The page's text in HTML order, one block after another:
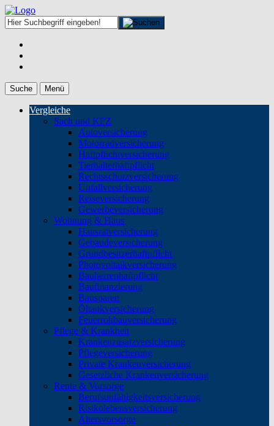
Suche Menü
Vergleiche
Sach und KFZ
Autoversicherung
Motorradversicherung
Haftpflichtversicherung
Tierhalterhaftpflicht
Rechtsschutzversicherung
Unfallversicherung
Reiseversicherung
Gewerbeversicherung
Wohnung & Haus
Hausratversicherung
Gebäudeversicherung
Grundbesitzerhaftpflicht
Photovoltaikversicherung
Bauherrenhaftpflicht
Baufinanzierung
Bausparen
Öltankversicherung
Feuerrohbauversicherung
Pflege & Krankheit
Krankenzusatzversicherung
Pflegeversicherung
Private Krankenversicherung
Gesetzliche Krankenversicherung
Rente & Vorsorge
Berufs­unfähigkeitsversicherung
Risikolebensversicherung
Altersvorsorge